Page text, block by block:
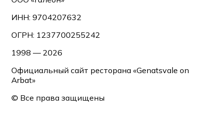
ИНН: 9704207632
ОГРН: 1237700255242
1998 — 2026
Официальный сайт ресторана «Genatsvale on
Arbat»
© Все права защищены